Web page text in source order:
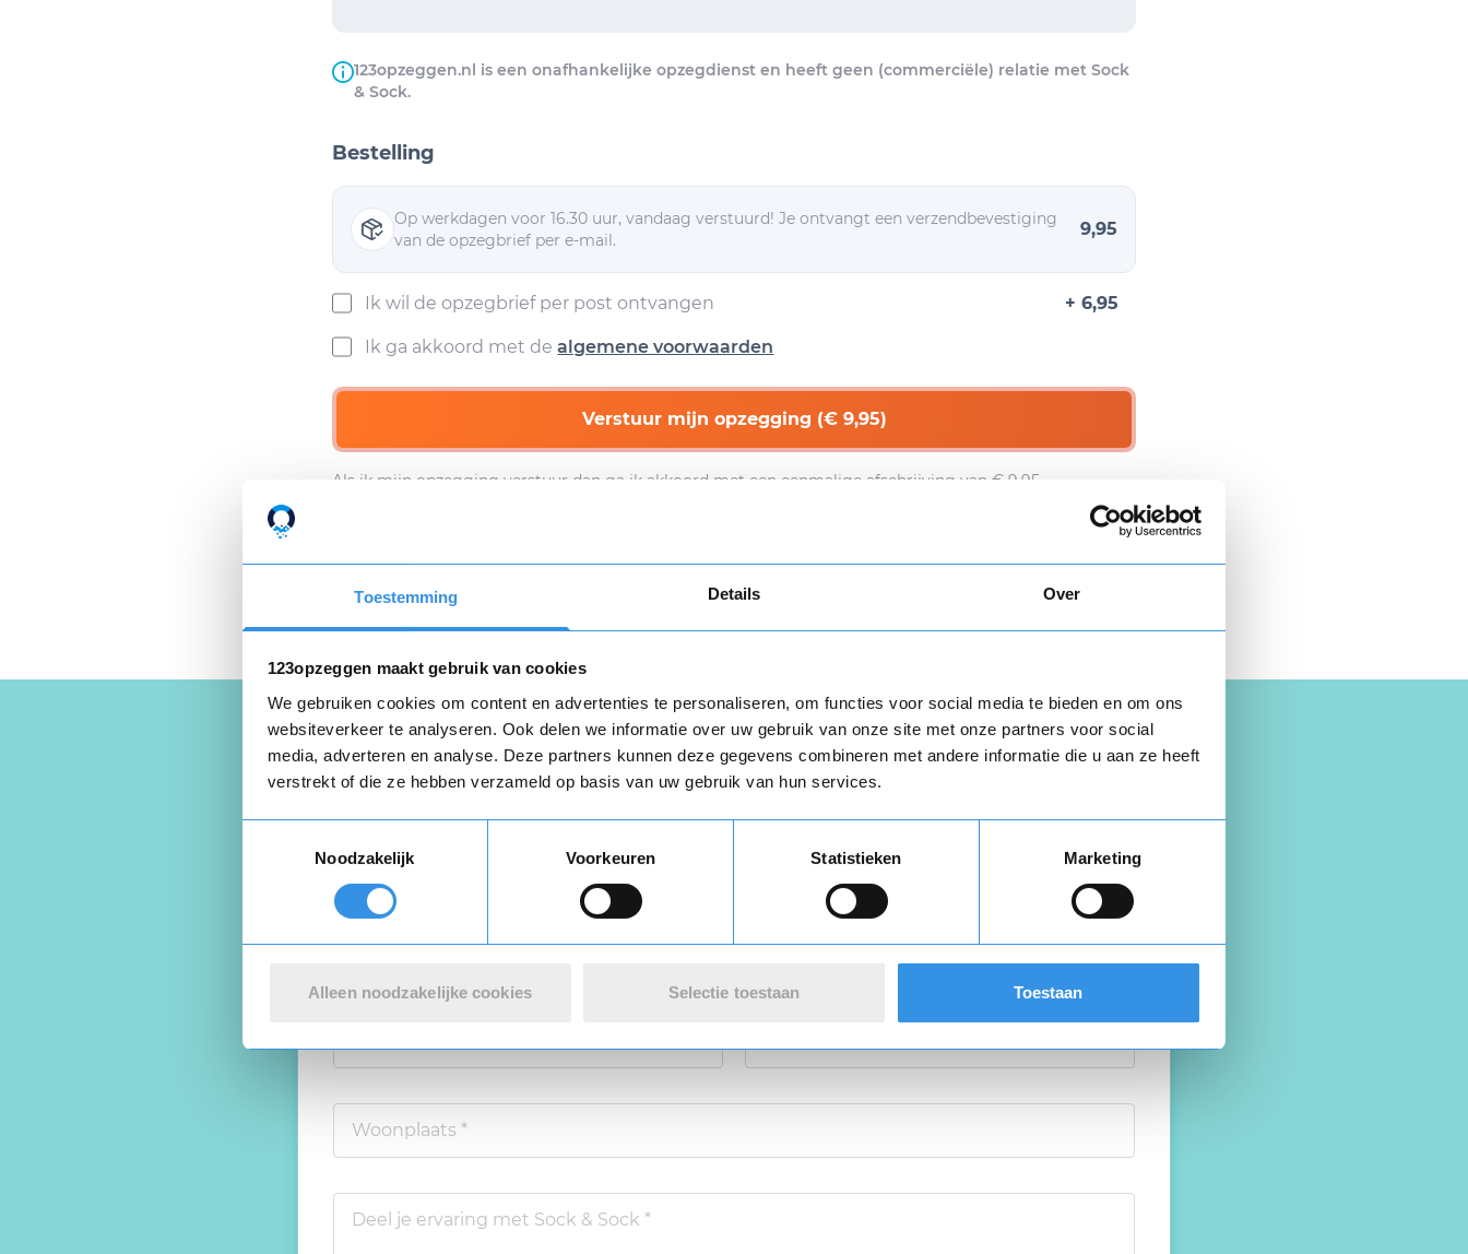
Toestemming Details Over
123opzeggen maakt gebruik van cookies
We gebruiken cookies om content en advertenties te personaliseren, om functies voor social media te bieden en om ons
websiteverkeer te analyseren. Ook delen we informatie over uw gebruik van onze site met onze partners voor social
media, adverteren en analyse. Deze partners kunnen deze gegevens combineren met andere informatie die u aan ze heeft
verstrekt of die ze hebben verzameld op basis van uw gebruik van hun services.
Noodzakelijk
Voorkeuren Statistieken Marketing
Alleen noodzakelijke cookies Selectie toestaan Toestaan
123opzeggen.nl is een onafhankelijke opzegdienst en heeft geen (commerciële) relatie met Sock
& Sock.
Bestelling
Op werkdagen voor 16.30 uur, vandaag verstuurd! Je ontvangt een verzendbevestiging
van de opzegbrief per e-mail.
9,95
Ik wil de opzegbrief per post ontvangen + 6,95
Ik ga akkoord met dealgemene voorwaarden
Verstuur mijn opzegging (€ 9,95)
Als ik mijn opzegging verstuur dan ga ik akkoord met een eenmalige afschrijving van € 9,95.
Download hier gratis je
opzegbrief
Beoordeel je ervaring *